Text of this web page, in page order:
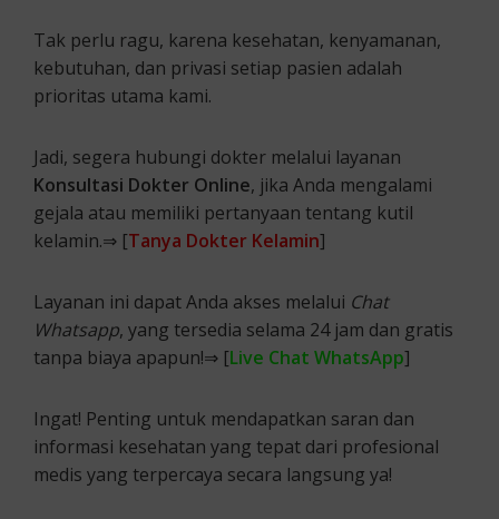
Tak perlu ragu, karena kesehatan, kenyamanan,
kebutuhan, dan privasi setiap pasien adalah
prioritas utama kami.
Jadi, segera hubungi dokter melalui layanan
Konsultasi Dokter Online, jika Anda mengalami
gejala atau memiliki pertanyaan tentang kutil
kelamin.⇒ [Tanya Dokter Kelamin]
Layanan ini dapat Anda akses melalui Chat
Whatsapp, yang tersedia selama 24 jam dan gratis
tanpa biaya apapun!⇒ [Live Chat WhatsApp]
Ingat! Penting untuk mendapatkan saran dan
informasi kesehatan yang tepat dari profesional
medis yang terpercaya secara langsung ya!